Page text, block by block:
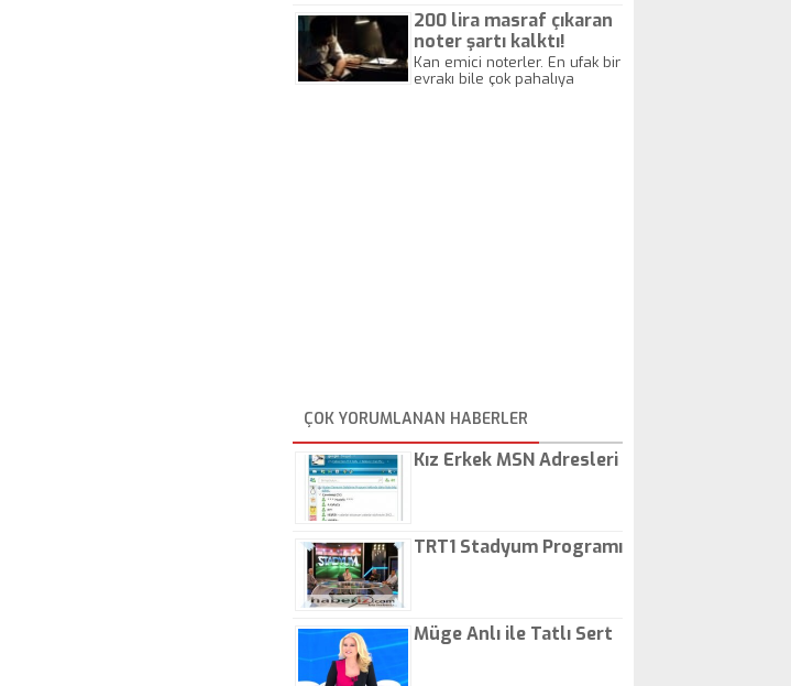
200 lira masraf çıkaran
noter şartı kalktı!
Kan emici noterler. En ufak bir
evrakı bile çok pahalıya
ÇOK YORUMLANAN HABERLER
Kız Erkek MSN Adresleri
TRT1 Stadyum Programı
Müge Anlı ile Tatlı Sert